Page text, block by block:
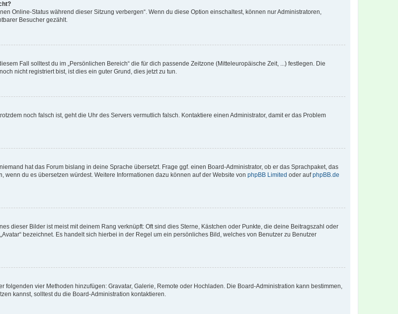
Online-Status während dieser Sitzung verbergen“. Wenn du diese Option einschaltest, können nur Administratoren,
Besucher gezählt.
Fall solltest du im „Persönlichen Bereich“ die für dich passende Zeitzone (Mitteleuropäische Zeit, ...) festlegen. Die
nicht registriert bist, ist dies ein guter Grund, dies jetzt zu tun.
noch falsch ist, geht die Uhr des Servers vermutlich falsch. Kontaktiere einen Administrator, damit er das Problem
hat das Forum bislang in deine Sprache übersetzt. Frage ggf. einen Board-Administrator, ob er das Sprachpaket, das
du es übersetzen würdest. Weitere Informationen dazu können auf der Website von phpBB Limited oder aufphpBB.de
dieser Bilder ist meist mit deinem Rang verknüpft: Oft sind dies Sterne, Kästchen oder Punkte, die deine Beitragszahl oder
bezeichnet. Es handelt sich hierbei in der Regel um ein persönliches Bild, welches von Benutzer zu Benutzer
folgenden vier Methoden hinzufügen: Gravatar, Galerie, Remote oder Hochladen. Die Board-Administration kann bestimmen,
kannst, solltest du die Board-Administration kontaktieren.